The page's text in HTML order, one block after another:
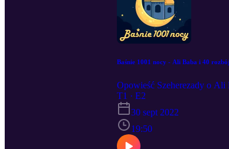
Baśnie 1001 nocy - Ali Baba i 40
Opowieść Szeherezady o Ali
T1 · E2
30 sept 2022
19:50